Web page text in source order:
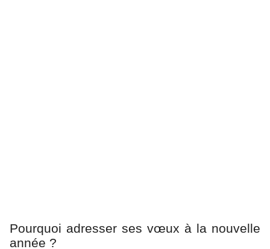
Pourquoi adresser ses vœux à la nouvelle
année ?